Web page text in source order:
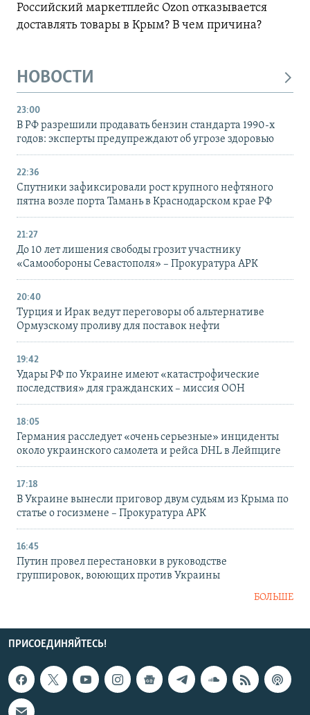
Российский маркетплейс Ozon отказывается
доставлять товары в Крым? В чем причина?
НОВОСТИ
23:00
В РФ разрешили продавать бензин стандарта 1990-х
годов: эксперты предупреждают об угрозе здоровью
22:36
Спутники зафиксировали рост крупного нефтяного
пятна возле порта Тамань в Краснодарском крае РФ
21:27
До 10 лет лишения свободы грозит участнику
«Самообороны Севастополя» – Прокуратура АРК
20:40
Турция и Ирак ведут переговоры об альтернативе
Ормузскому проливу для поставок нефти
19:42
Удары РФ по Украине имеют «катастрофические
последствия» для гражданских – миссия ООН
18:05
Германия расследует «очень серьезные» инциденты
около украинского самолета и рейса DHL в Лейпциге
17:18
В Украине вынесли приговор двум судьям из Крыма по
статье о госизмене – Прокуратура АРК
16:45
Путин провел перестановки в руководстве
группировок, воюющих против Украины
БОЛЬШЕ
ПРИСОЕДИНЯЙТЕСЬ!